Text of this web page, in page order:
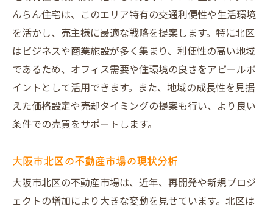
んらん住宅は、このエリア特有の交通利便性や生活環境
を活かし、売主様に最適な戦略を提案します。特に北区
はビジネスや商業施設が多く集まり、利便性の高い地域
であるため、オフィス需要や住環境の良さをアピールポ
イントとして活用できます。また、地域の成長性を見据
えた価格設定や売却タイミングの提案も行い、より良い
条件での売買をサポートします。
大阪市北区の不動産市場の現状分析
大阪市北区の不動産市場は、近年、再開発や新規プロジ
ェクトの増加により大きな変動を見せています。北区は